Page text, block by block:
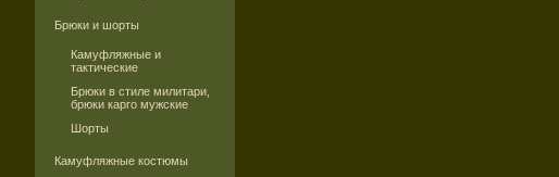
Брюки и шорты
Камуфляжные и
тактические
Брюки в стиле милитари,
брюки карго мужские
Шорты
Камуфляжные костюмы